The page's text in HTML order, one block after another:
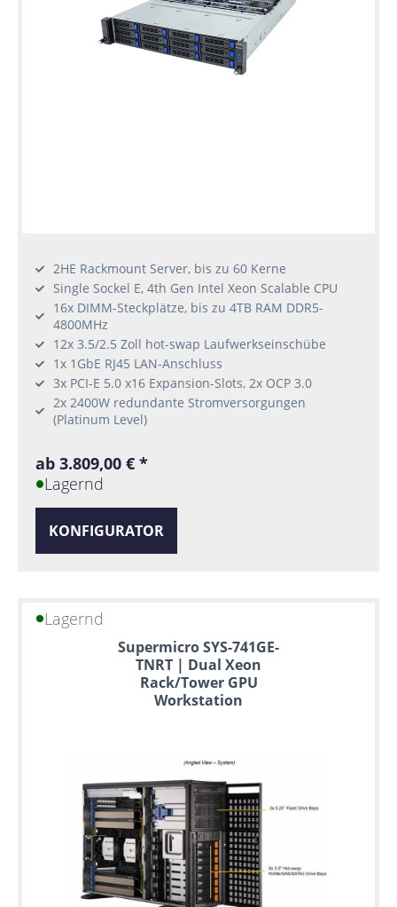
2HE Rackmount Server, bis zu 60 Kerne
Single Sockel E, 4th Gen Intel Xeon Scalable CPU
16x DIMM-Steckplätze, bis zu 4TB RAM DDR5-
4800MHz
12x 3.5/2.5 Zoll hot-swap Laufwerkseinschübe
1x 1GbE RJ45 LAN-Anschluss
3x PCI-E 5.0 x16 Expansion-Slots, 2x OCP 3.0
2x 2400W redundante Stromversorgungen
(Platinum Level)
ab 3.809,00 € *
Lagernd
KONFIGURATOR
Lagernd
Supermicro SYS-741GE-
TNRT | Dual Xeon
Rack/Tower GPU
Workstation